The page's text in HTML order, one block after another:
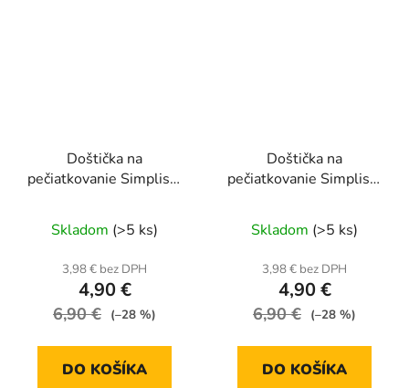
Doštička na
pečiatkovanie Simplism
Skladom (>5 ks)
3,98 € bez DPH
4,90 €
6,90 € (–28 %)
DO KOŠÍKA
Doštička na
pečiatkovanie Simplism
Skladom (>5 ks)
3,98 € bez DPH
4,90 €
6,90 € (–28 %)
DO KOŠÍKA